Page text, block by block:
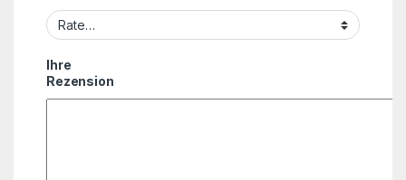
Ihre
Rezension